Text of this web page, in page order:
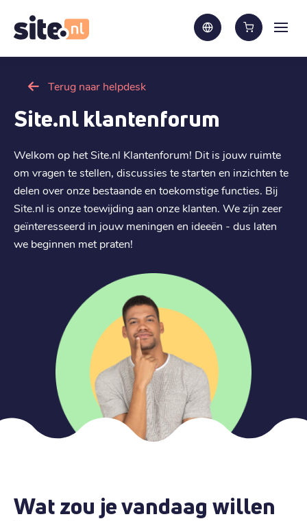
Terug naar helpdesk
Site.nl klantenforum
Welkom op het Site.nl Klantenforum! Dit is jouw ruimte
om vragen te stellen, discussies te starten en inzichten te
delen over onze bestaande en toekomstige functies. Bij
Site.nl is onze toewijding aan onze klanten. We zijn zeer
geïnteresseerd in jouw meningen en ideeën - dus laten
we beginnen met praten!
Wat zou je vandaag willen